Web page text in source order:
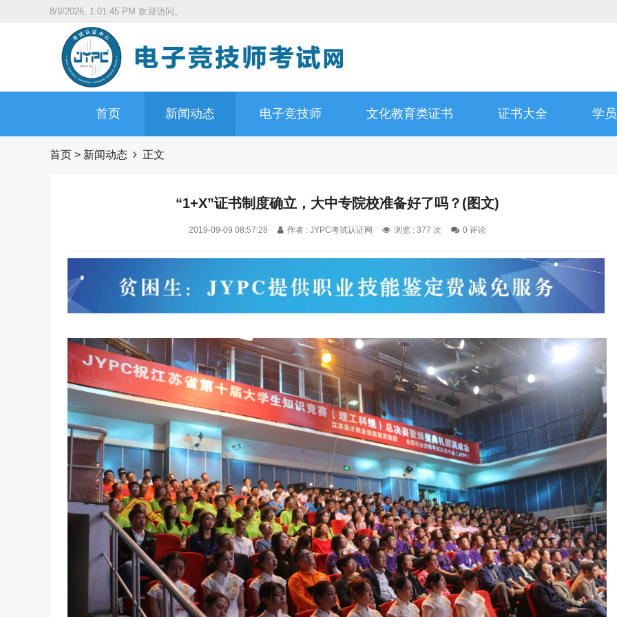
8/9/2026, 1:01:47 PM 欢迎访问。
首页 新闻动态 电子竞技师 文化教育类证书 证书大全 学
首页 > 新闻动态 正文
“1+X”证书制度确立，大中专院校准备好了吗？(图文)
2019-09-09 08:57:28 作者 : JYPC考试认证网 浏览 : 377 次 0 评论